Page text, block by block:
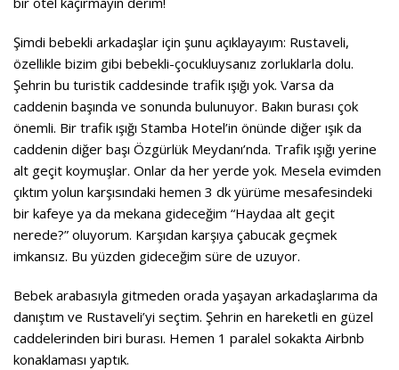
Şimdi bebekli arkadaşlar için şunu açıklayayım: Rustaveli,
özellikle bizim gibi bebekli-çocukluysanız zorluklarla dolu.
Şehrin bu turistik caddesinde trafik ışığı yok. Varsa da
caddenin başında ve sonunda bulunuyor. Bakın burası çok
önemli. Bir trafik ışığı Stamba Hotel’in önünde diğer ışık da
caddenin diğer başı Özgürlük Meydanı’nda. Trafik ışığı yerine
alt geçit koymuşlar. Onlar da her yerde yok. Mesela evimden
çıktım yolun karşısındaki hemen 3 dk yürüme mesafesindeki
bir kafeye ya da mekana gideceğim “Haydaa alt geçit
nerede?” oluyorum. Karşıdan karşıya çabucak geçmek
imkansız. Bu yüzden gideceğim süre de uzuyor.
Bebek arabasıyla gitmeden orada yaşayan arkadaşlarıma da
danıştım ve Rustaveli’yi seçtim. Şehrin en hareketli en güzel
caddelerinden biri burası. Hemen 1 paralel sokakta Airbnb
konaklaması yaptık.